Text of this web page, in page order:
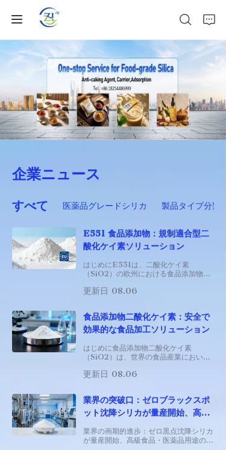
企業ニュース
すべて 医薬品グレードシリカ 製品タイプ分類
E551 食品添加物：規制適合型二
酸化ケイ素ソリューション
はじめにE551は、二酸化ケイ素
（SiO2）の欧州における食品添加物指
域で使用が承認されている広く利用され
安全機関（EFSA）は評価を完了しまし
た。
更新日 08.06
食品添加物二酸化ケイ素：安全で
効果的な食品加工ソリューション
はじめに食品添加物二酸化ケイ素
（SiO2）は、世界の食品産業において
一つであり、主に固化防止剤、担体、安
Research Intellectの報告によると、
世界の
更新日 08.06
業界の突破口：ゼロブラックスポ
ット沈降シリカが量産開始、高級
食品・医薬品用途に新たな清浄度
基準を確立
業界の画期的進歩：ゼロ黒点沈降シリカ
が量産開始、高級食品・医薬品用途の新
ホーム
製品
ニュース
オールシリカ
私たちについて